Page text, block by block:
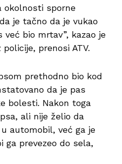
okolnosti sporne
je tačno da je vukao
bio mrtav”, kazao je
prenosi ATV.
prethodno bio kod
da je pas
bolesti. Nakon toga
ali nije želio da
automobil, već ga je
ga prevezeo do sela,